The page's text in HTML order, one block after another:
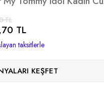
TL
TL
taksitlerle
KEŞFET